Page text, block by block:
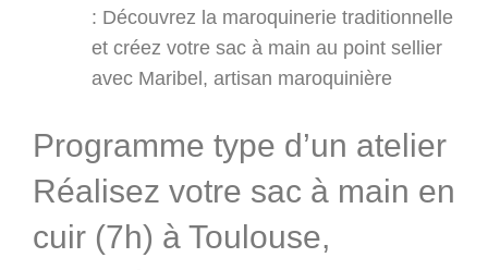
: Découvrez la maroquinerie traditionnelle
et créez votre sac à main au point sellier
avec Maribel, artisan maroquinière
Programme type d’un atelier
Réalisez votre sac à main en
cuir (7h) à Toulouse,